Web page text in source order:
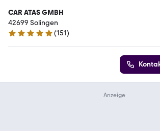
CAR ATAS GMBH
42699 Solingen
5 Sterne
(151)